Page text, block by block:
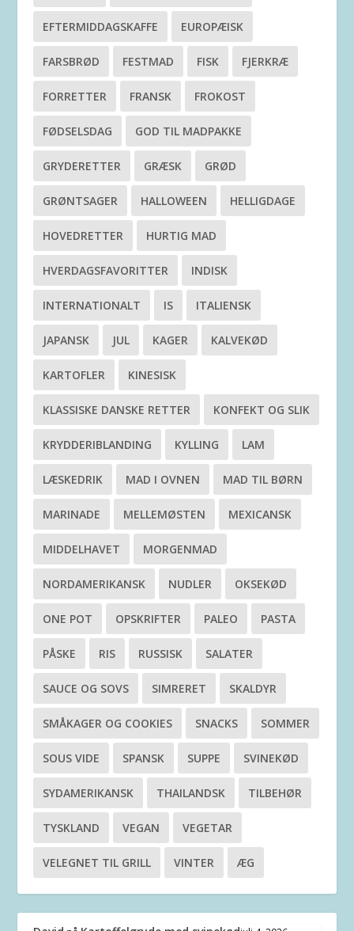
EFTERMIDDAGSKAFFE EUROPÆISK
FARSBRØD FESTMAD FISK FJERKRÆ
FORRETTER FRANSK FROKOST
FØDSELSDAG GOD TIL MADPAKKE
GRYDERETTER GRÆSK GRØD
GRØNTSAGER HALLOWEEN HELLIGDAGE
HOVEDRETTER HURTIG MAD
HVERDAGSFAVORITTER INDISK
INTERNATIONALT IS ITALIENSK
JAPANSK JUL KAGER KALVEKØD
KARTOFLER KINESISK
KLASSISKE DANSKE RETTER KONFEKT OG SLIK
KRYDDERIBLANDING KYLLING LAM
LÆSKEDRIK MAD I OVNEN MAD TIL BØRN
MARINADE MELLEMØSTEN MEXICANSK
MIDDELHAVET MORGENMAD
NORDAMERIKANSK NUDLER OKSEKØD
ONE POT OPSKRIFTER PALEO PASTA
PÅSKE RIS RUSSISK SALATER
SAUCE OG SOVS SIMRERET SKALDYR
SMÅKAGER OG COOKIES SNACKS SOMMER
SOUS VIDE SPANSK SUPPE SVINEKØD
SYDAMERIKANSK THAILANDSK TILBEHØR
TYSKLAND VEGAN VEGETAR
VELEGNET TIL GRILL VINTER ÆG